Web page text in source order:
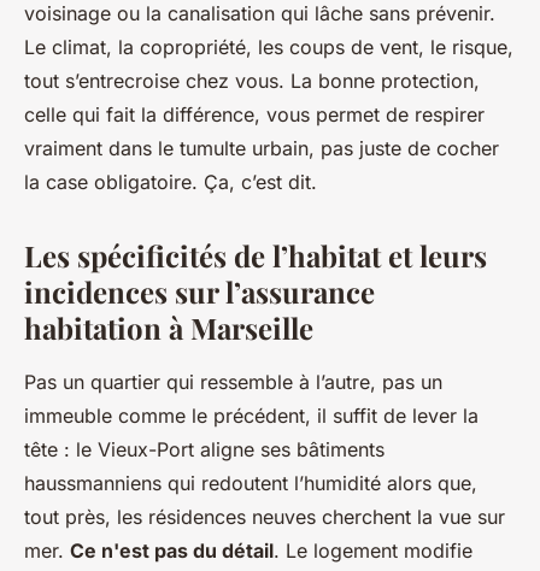
voisinage ou la canalisation qui lâche sans prévenir.
Le climat, la copropriété, les coups de vent, le risque,
tout s’entrecroise chez vous. La bonne protection,
celle qui fait la différence, vous permet de respirer
vraiment dans le tumulte urbain, pas juste de cocher
la case obligatoire. Ça, c’est dit.
Les spécificités de l’habitat et leurs
incidences sur l’assurance
habitation à Marseille
Pas un quartier qui ressemble à l’autre, pas un
immeuble comme le précédent, il suffit de lever la
tête : le Vieux-Port aligne ses bâtiments
haussmanniens qui redoutent l’humidité alors que,
tout près, les résidences neuves cherchent la vue sur
mer. Ce n'est pas du détail. Le logement modifie